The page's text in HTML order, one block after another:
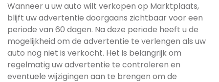
Wanneer u uw auto wilt verkopen op Marktplaats,
blijft uw advertentie doorgaans zichtbaar voor een
periode van 60 dagen. Na deze periode heeft u de
mogelijkheid om de advertentie te verlengen als uw
auto nog niet is verkocht. Het is belangrijk om
regelmatig uw advertentie te controleren en
eventuele wijzigingen aan te brengen om de